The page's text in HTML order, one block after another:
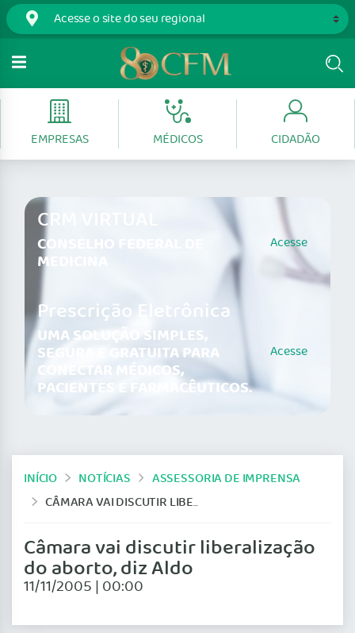
EMPRESAS MÉDICOS CIDADÃO
CRM VIRTUAL
CONSELHO FEDERAL DE
MEDICINA
Acesse
Prescrição Eletrônica
UMA SOLUÇÃO SIMPLES,
SEGURA E GRATUITA PARA
CONECTAR MÉDICOS,
PACIENTES E FARMACÊUTICOS.
Acesse
INÍCIO NOTÍCIAS
ASSESSORIA DE IMPRENSA
CÂMARA VAI DISCUTIR LIBERALIZAÇÃO DO ABORTO, DIZ ALDO
Câmara vai discutir liberalização
do aborto, diz Aldo
11/11/2005 | 00:00